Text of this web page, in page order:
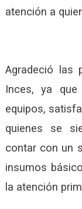
atención a
Agradeció las
Inces, ya
equipos,
quienes se
contar con un
insumos
la atención